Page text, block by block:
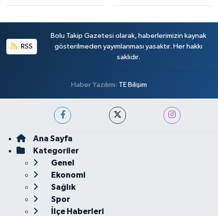
RSS
Bolu Takip Gazetesi olarak, haberlerimizin kaynak
gösterilmeden yayımlanması yasaktır. Her hakkı
saklıdır.
Haber Yazılımı: TE Bilişim
Ana Sayfa
Kategoriler
Genel
Ekonomi
Sağlık
Spor
İlçe Haberleri